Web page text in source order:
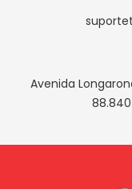
Avenida